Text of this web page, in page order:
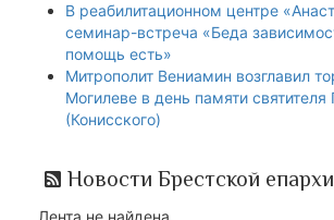
В реабилитационном центре
семинар-встреча «Беда
помощь есть»
Митрополит Вениамин возглавил
Могилеве в день памяти святителя
(Конисского)
Новости Брестской